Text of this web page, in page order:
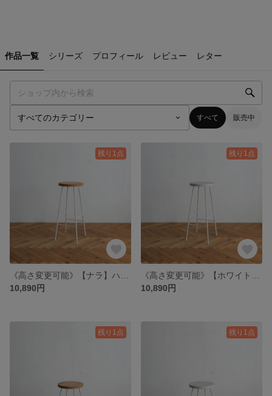
作品一覧 シリーズ プロフィール レビュー レター
すべて 販売中
残り1点
10,890円
残り1点
10,890円
残り1点 残り1点